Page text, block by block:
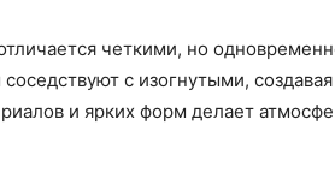
четкими, но
с изогнутыми,
и ярких форм делает